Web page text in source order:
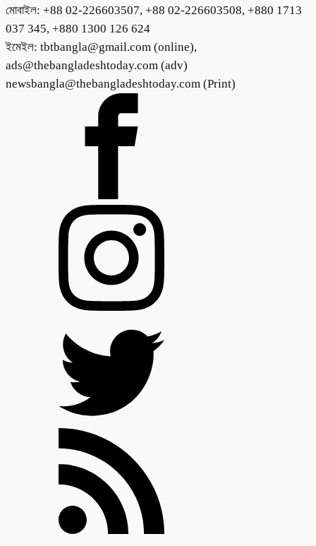
মোবাইল: +88 02-226603507, +88 02-226603508, +880 1713
037 345, +880 1300 126 624
ইমেইল: tbtbangla@gmail.com (online),
ads@thebangladeshtoday.com (adv)
newsbangla@thebangladeshtoday.com (Print)